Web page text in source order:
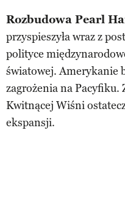
Rozbudowa Pearl
przyspieszyła wraz z
polityce
światowej. Amerykanie
zagrożenia na Pacyfiku.
Kwitnącej Wiśni
ekspansji.